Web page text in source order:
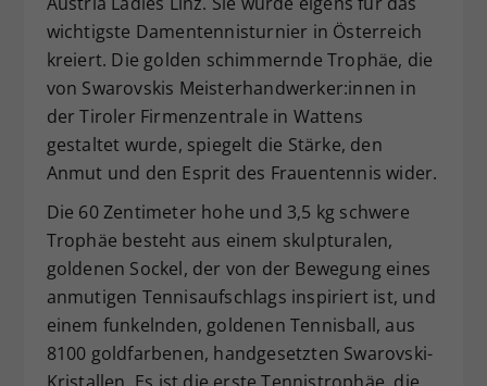
wichtigste Damentennisturnier in Österreich
kreiert. Die golden schimmernde Trophäe, die
von Swarovskis Meisterhandwerker:innen in
der Tiroler Firmenzentrale in Wattens
gestaltet wurde, spiegelt die Stärke, den
Anmut und den Esprit des Frauentennis wider.
Die 60 Zentimeter hohe und 3,5 kg schwere
Trophäe besteht aus einem skulpturalen,
goldenen Sockel, der von der Bewegung eines
anmutigen Tennisaufschlags inspiriert ist, und
einem funkelnden, goldenen Tennisball, aus
8100 goldfarbenen, handgesetzten Swarovski-
Zweck
Dieser Wert speichert Ihre Consent-
Einstellungen. Unter anderem eine
zufällig generierte ID, für die
historische Speicherung Ihrer
vorgenommen Einstellungen, falls der
Webseiten-Betreiber dies eingestellt
hat.